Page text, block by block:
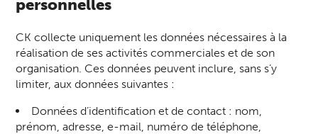
personnelles
CK collecte uniquement les données nécessaires à la
réalisation de ses activités commerciales et de son
organisation. Ces données peuvent inclure, sans s’y
limiter, aux données suivantes :
Données d’identification et de contact : nom,
prénom, adresse, e-mail, numéro de téléphone,